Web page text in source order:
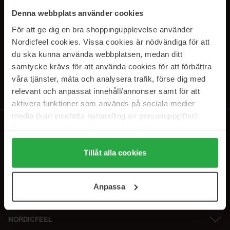
Denna webbplats använder cookies
För att ge dig en bra shoppingupplevelse använder
Nordicfeel cookies. Vissa cookies är nödvändiga för att
du ska kunna använda webbplatsen, medan ditt
samtycke krävs för att använda cookies för att förbättra
våra tjänster, mäta och analysera trafik, förse dig med
relevant och anpassat innehåll/annonser samt för att
aktivera funktioner som används på sociala medier
media (kan innefatta behandling av personuppgifter).
Genom att trycka på "Tillåt alla cookies" accepterar du
alla cookies, medan du under "Detaljer" kan anpassa
användningen av cookies. Du kan när som helst återkalla
samt vår Integritetspolicy.
Tillåt alla cookies
Anpassa
SUBSCRIBE TO OUR
NEWSLETTER
Sähköposti
Tilaamalla hyväksyttietosuojakäytäntömme. Peruuta tilaus milloin
NORDICFEEL